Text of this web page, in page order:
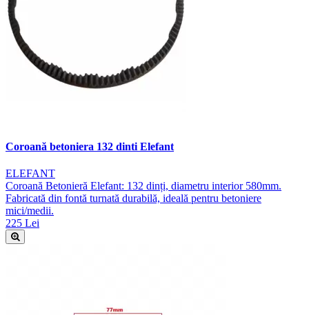
Coroană betoniera 132 dinti Elefant
ELEFANT
Coroană Betonieră Elefant: 132 dinți, diametru interior 580mm.
Fabricată din fontă turnată durabilă, ideală pentru betoniere
mici/medii.
225 Lei